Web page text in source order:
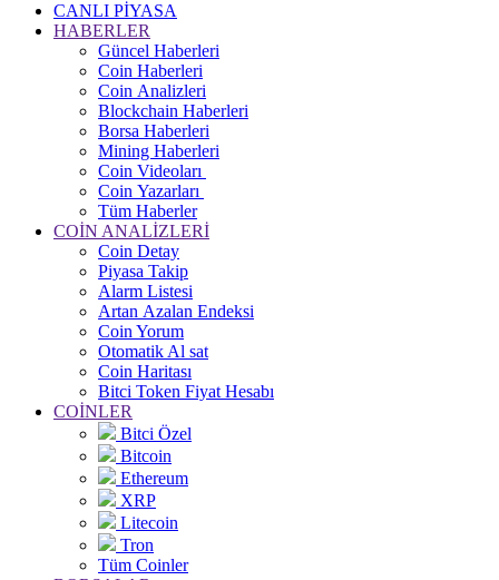
CANLI PİYASA
HABERLER
Güncel Haberleri
Coin Haberleri
Coin Analizleri
Blockchain Haberleri
Borsa Haberleri
Mining Haberleri
Coin Videoları
Coin Yazarları
Tüm Haberler
COİN ANALİZLERİ
Coin Detay
Piyasa Takip
Alarm Listesi
Artan Azalan Endeksi
Coin Yorum
Otomatik Al sat
Coin Haritası
Bitci Token Fiyat Hesabı
COİNLER
Bitci Özel
Bitcoin
Ethereum
XRP
Litecoin
Tron
Tüm Coinler